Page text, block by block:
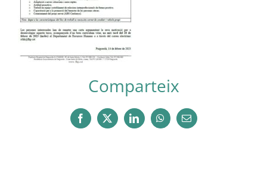
Comparteix
Facebook
X LinkedInWhatsApp
Email: